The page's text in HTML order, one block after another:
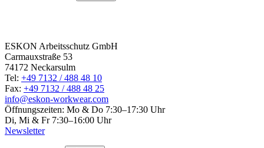
ESKON Arbeitsschutz GmbH
Carmauxstraße 53
74172 Neckarsulm
Tel: +49 7132 / 488 48 10
Fax: +49 7132 / 488 48 25
info@eskon-workwear.com
Öffnungszeiten: Mo & Do 7:30–17:30 Uhr
Di, Mi & Fr 7:30–16:00 Uhr
Newsletter